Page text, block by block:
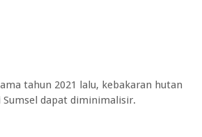
tahun 2021 lalu, kebakaran hutan
dapat diminimalisir.